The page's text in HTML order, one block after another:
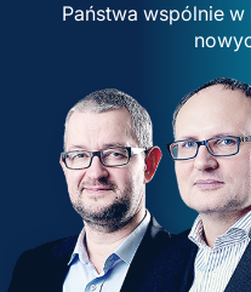
Państwa wspólnie